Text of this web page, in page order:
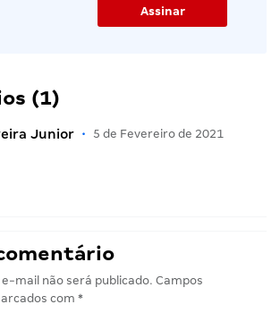
(1)
Junior • 5 de Fevereiro de 2021
mail não será publicado. Campos
com *